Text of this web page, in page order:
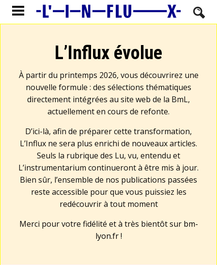
L’Influx évolue
À partir du printemps 2026, vous découvrirez une
nouvelle formule : des sélections thématiques
directement intégrées au site web de la BmL,
actuellement en cours de refonte.
D’ici-là, afin de préparer cette transformation,
L’Influx ne sera plus enrichi de nouveaux articles.
Seuls la rubrique des Lu, vu, entendu et
L’instrumentarium continueront à être mis à jour.
Bien sûr, l’ensemble de nos publications passées
reste accessible pour que vous puissiez les
redécouvrir à tout moment
Merci pour votre fidélité et à très bientôt sur bm-
lyon.fr!